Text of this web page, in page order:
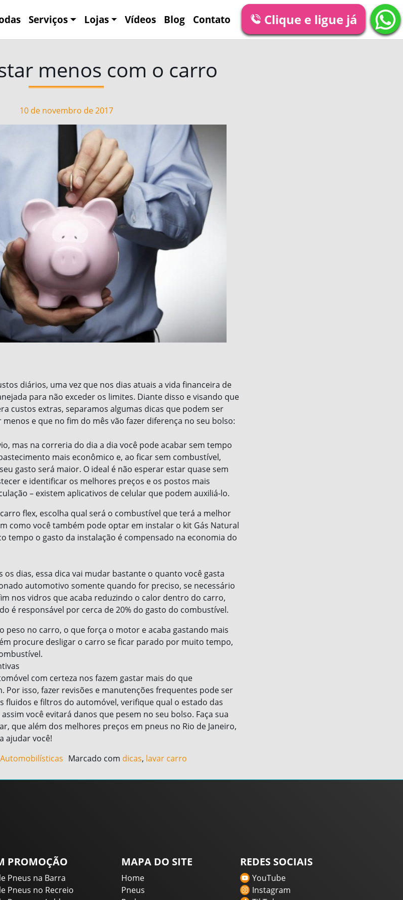
Serviços Lojas Vídeos Blog Contato Clique e ligue já
menos com o carro
10 de novembro de 2017
diários, uma vez que nos dias atuais a vida financeira de
para não exceder os limites. Diante disso e visando que
custos extras, separamos algumas dicas que podem ser
e que no fim do mês vão fazer diferença no seu bolso:
mas na correria do dia a dia você pode acabar sem tempo
mais econômico e, ao ficar sem combustível,
gasto será maior. O ideal é não esperar estar quase sem
e identificar os melhores preços e os postos mais
– existem aplicativos de celular que podem auxiliá-lo.
flex, escolha qual será o combustível que terá a melhor
como você também pode optar em instalar o kit Gás Natural
tempo o gasto da instalação é compensado na economia do
os dias, essa dica vai mudar bastante o quanto você gasta
automotivo somente quando for preciso, se necessário
nos vidros que acaba reduzindo o calor dentro do carro,
é responsável por cerca de 20% do gasto do combustível.
peso no carro, o que força o motor e acaba gastando mais
procure desligar o carro se ficar parado por muito tempo,
com certeza nos fazem gastar mais do que
Por isso, fazer revisões e manutenções frequentes pode ser
fluidos e filtros do automóvel, verifique qual o estado das
você evitará danos que pesem no seu bolso. Faça sua
que além dos melhores preços em pneus no Rio de Janeiro,
ajudar você!
Marcado com dicas, lavar carro
PROMOÇÃO
Pneus na Barra
Pneus no Recreio
MAPA DO SITE
Home
Pneus
REDES SOCIAIS
YouTube
Instagram